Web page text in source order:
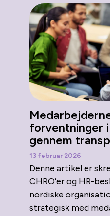
forventninger
gennem
13 februar 2026
Denne artikel er
CHRO’er og HR-
nordiske
strategisk med